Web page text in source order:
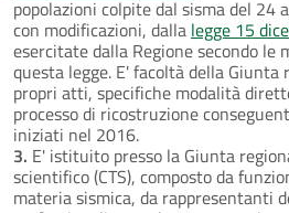
popolazioni colpite dal sisma del 24
con modificazioni, dalla legge 15
esercitate dalla Regione secondo le
questa legge. E' facoltà della Giunta
propri atti, specifiche modalità
processo di ricostruzione
iniziati nel 2016.
3. E' istituito presso la Giunta
scientifico (CTS), composto da
materia sismica, da rappresentanti